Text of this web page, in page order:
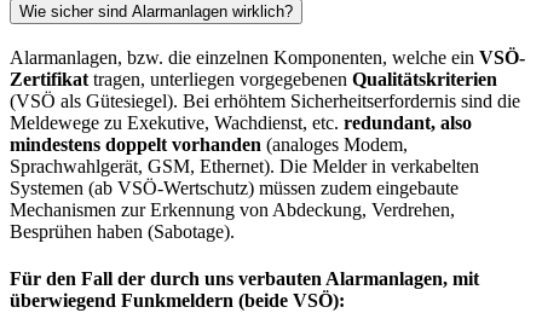
Wie sicher sind Alarmanlagen wirklich?
Alarmanlagen, bzw. die einzelnen Komponenten, welche ein VSÖ-
Zertifikat tragen, unterliegen vorgegebenen Qualitätskriterien
(VSÖ als Gütesiegel). Bei erhöhtem Sicherheitserfordernis sind die
Meldewege zu Exekutive, Wachdienst, etc. redundant, also
mindestens doppelt vorhanden (analoges Modem,
Sprachwahlgerät, GSM, Ethernet). Die Melder in verkabelten
Systemen (ab VSÖ-Wertschutz) müssen zudem eingebaute
Mechanismen zur Erkennung von Abdeckung, Verdrehen,
Besprühen haben (Sabotage).
Für den Fall der durch uns verbauten Alarmanlagen, mit
überwiegend Funkmeldern (beide VSÖ):